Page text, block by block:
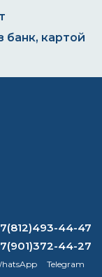
банк, картой
44-47
44-27
Telegram